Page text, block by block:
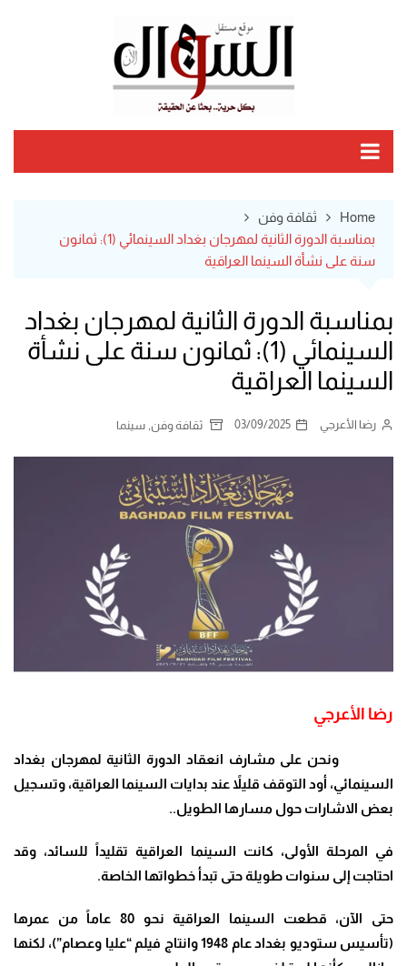
Home
ثقافة وفن
بمناسبة الدورة الثانية لمهرجان بغداد السينمائي (1): ثمانون
سنة على نشأة السينما العراقية
بمناسبة الدورة الثانية لمهرجان بغداد
السينمائي (1): ثمانون سنة على نشأة
السينما العراقية
رضا الأعرجي 03/09/2025 ثقافة وفن سينما
رضا الأعرجي
ونحن على مشارف انعقاد الدورة الثانية لمهرجان بغداد
السينمائي، أود التوقف قليلاً عند بدايات السينما العراقية، وتسجيل
بعض الاشارات حول مسارها الطويل..
في المرحلة الأولى، كانت السينما العراقية تقليداً للسائد، وقد
احتاجت إلى سنوات طويلة حتى تبدأ خطواتها الخاصة.
حتى الآن، قطعت السينما العراقية نحو 80 عاماً من عمرها
(تأسيس ستوديو بغداد عام 1948 وانتاج فيلم “عليا وعصام”)، لكنها